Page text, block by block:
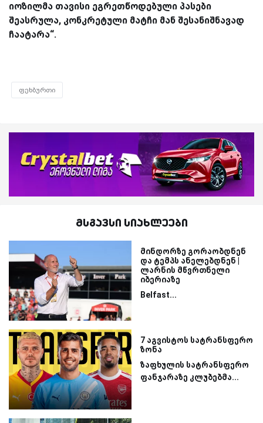
იოზილმა თავისი ეგრეთწოდებული პასები
შეასრულა, კონკრეტული მატჩი მან შესანიშნავად
ჩაატარა“.
ფეხბურთი
მსგავსი სიახლეები
მინდორზე გორაობდნენ
და ტემპს ანელებდნენ |
ლარნის მწვრთნელი
იბერიაზე
Belfast...
7 აგვისტოს სატრანსფერო
ზონა
ზაფხულის სატრანსფერო
ფანჯარაზე კლუბებმა...